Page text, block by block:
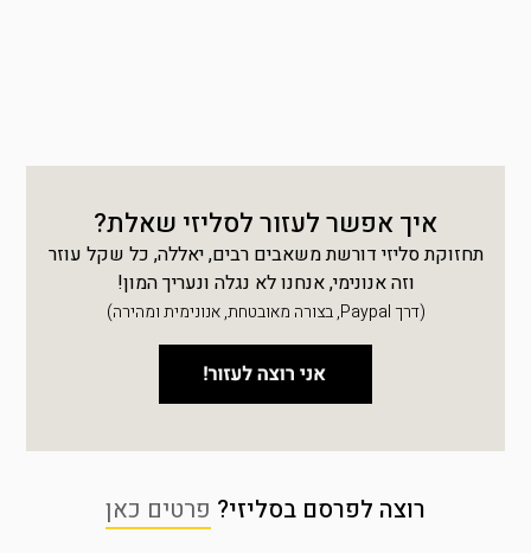
איך אפשר לעזור לסליזי שאלת?
תחזוקת סליזי דורשת משאבים רבים, יאללה, כל שקל עוזר
וזה אנונימי, אנחנו לא נגלה ונעריך המון!
(דרך Paypal, בצורה מאובטחת, אנונימית ומהירה)
רוצה לפרסם בסליזי? פרטים כאן